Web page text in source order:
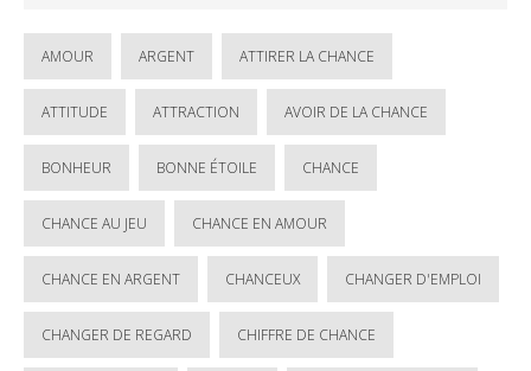
AMOUR ARGENT ATTIRER LA CHANCE
ATTITUDE ATTRACTION AVOIR DE LA CHANCE
BONHEUR BONNE ÉTOILE CHANCE
CHANCE AU JEU CHANCE EN AMOUR
CHANCE EN ARGENT CHANCEUX CHANGER D'EMPLOI
CHANGER DE REGARD CHIFFRE DE CHANCE